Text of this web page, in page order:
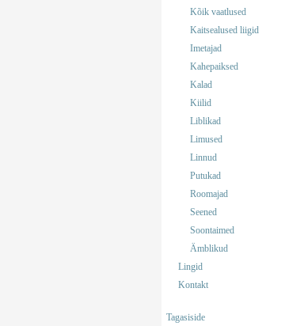
Kõik vaatlused
Kaitsealused liigid
Imetajad
Kahepaiksed
Kalad
Kiilid
Liblikad
Limused
Linnud
Putukad
Roomajad
Seened
Soontaimed
Ämblikud
Lingid
Kontakt
Tagasiside